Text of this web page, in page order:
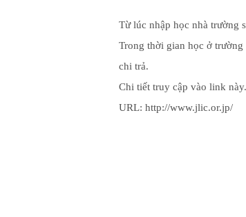
Từ lúc nhập học nhà trường
Trong thời gian học ở
chi trả.
Chi tiết truy cập vào link này.
URL: http://www.jlic.or.jp/